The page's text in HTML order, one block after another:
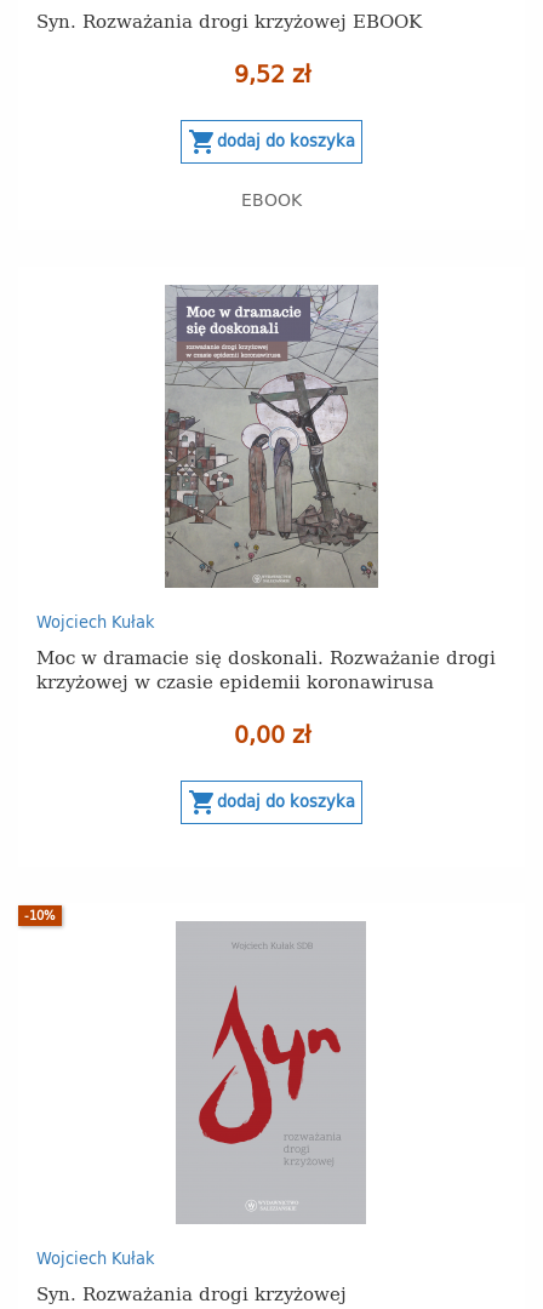
Syn. Rozważania drogi krzyżowej EBOOK
9,52 zł
shopping_cartdodaj do koszyka
EBOOK
Wojciech Kułak
Moc w dramacie się doskonali. Rozważanie drogi
krzyżowej w czasie epidemii koronawirusa
0,00 zł
shopping_cartdodaj do koszyka
Wojciech Kułak
Syn. Rozważania drogi krzyżowej
-10%